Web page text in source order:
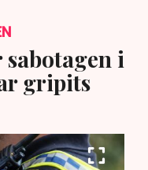
sabotagen i
gripits